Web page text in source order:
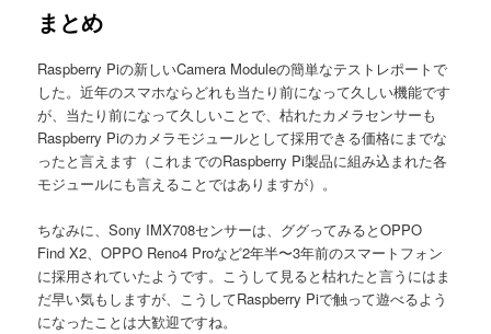
まとめ
Raspberry Piの新しいCamera Moduleの簡単なテストレポートで
した。近年のスマホならどれも当たり前になって久しい機能です
が、当たり前になって久しいことで、枯れたカメラセンサーも
Raspberry Piのカメラモジュールとして採用できる価格にまでな
ったと言えます（これまでのRaspberry Pi製品に組み込まれた各
モジュールにも言えることではありますが）。
ちなみに、Sony IMX708センサーは、ググってみるとOPPO
Find X2、OPPO Reno4 Proなど2年半〜3年前のスマートフォン
に採用されていたようです。こうして見ると枯れたと言うにはま
だ早い気もしますが、こうしてRaspberry Piで触って遊べるよう
になったことは大歓迎ですね。